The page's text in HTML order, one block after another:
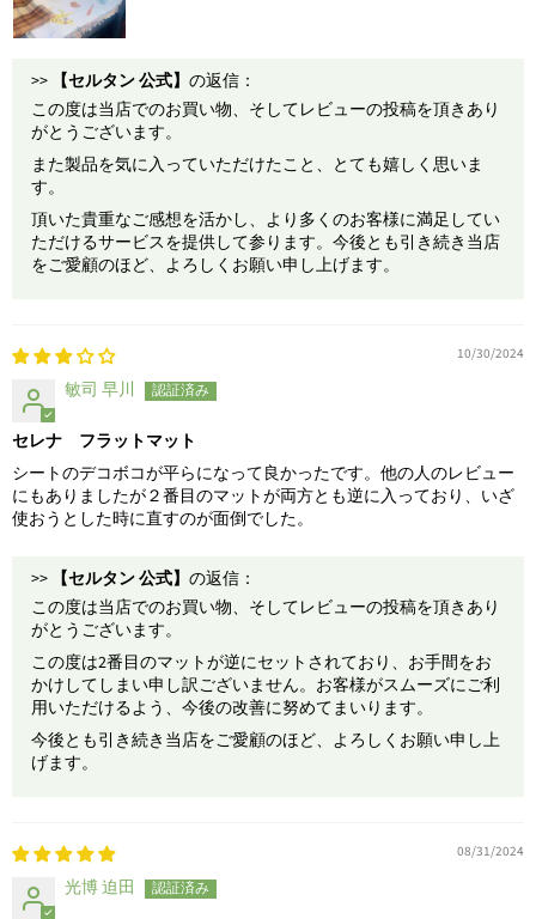
>> 【セルタン 公式】 の返信：
この度は当店でのお買い物、そしてレビューの投稿を頂きあり
がとうございます。
また製品を気に入っていただけたこと、とても嬉しく思いま
す。
頂いた貴重なご感想を活かし、より多くのお客様に満足してい
ただけるサービスを提供して参ります。今後とも引き続き当店
をご愛顧のほど、よろしくお願い申し上げます。
10/30/2024
敏司 早川
セレナ フラットマット
シートのデコボコが平らになって良かったです。他の人のレビュー
にもありましたが２番目のマットが両方とも逆に入っており、いざ
使おうとした時に直すのが面倒でした。
>> 【セルタン 公式】 の返信：
この度は当店でのお買い物、そしてレビューの投稿を頂きあり
がとうございます。
この度は2番目のマットが逆にセットされており、お手間をお
かけしてしまい申し訳ございません。お客様がスムーズにご利
用いただけるよう、今後の改善に努めてまいります。
今後とも引き続き当店をご愛顧のほど、よろしくお願い申し上
げます。
08/31/2024
光博 迫田